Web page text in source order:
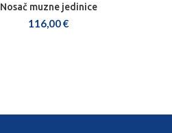
DODAJ U KOŠARICU
Nosač muzne jedinice
116,00€